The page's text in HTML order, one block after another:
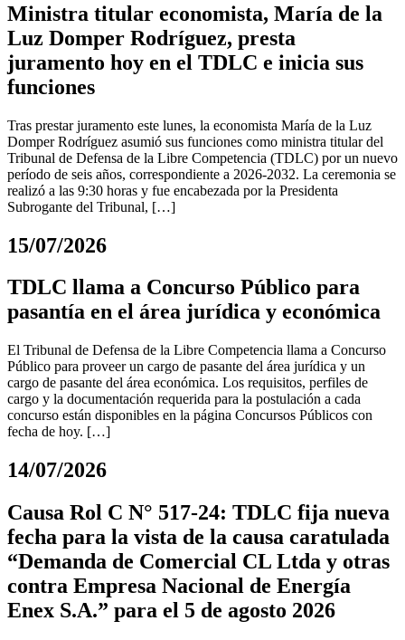
Ministra titular economista, María de la
Luz Domper Rodríguez, presta
juramento hoy en el TDLC e inicia sus
funciones
Tras prestar juramento este lunes, la economista María de la Luz
Domper Rodríguez asumió sus funciones como ministra titular del
Tribunal de Defensa de la Libre Competencia (TDLC) por un nuevo
período de seis años, correspondiente a 2026-2032. La ceremonia se
realizó a las 9:30 horas y fue encabezada por la Presidenta
Subrogante del Tribunal, […]
15/07/2026
TDLC llama a Concurso Público para
pasantía en el área jurídica y económica
El Tribunal de Defensa de la Libre Competencia llama a Concurso
Público para proveer un cargo de pasante del área jurídica y un
cargo de pasante del área económica. Los requisitos, perfiles de
cargo y la documentación requerida para la postulación a cada
concurso están disponibles en la página Concursos Públicos con
fecha de hoy. […]
14/07/2026
Causa Rol C N° 517-24: TDLC fija nueva
fecha para la vista de la causa caratulada
“Demanda de Comercial CL Ltda y otras
contra Empresa Nacional de Energía
Enex S.A.” para el 5 de agosto 2026